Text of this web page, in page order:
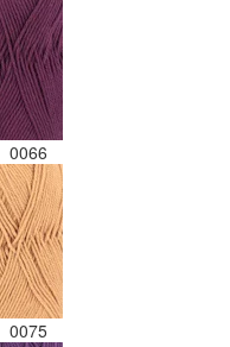
0066
0075